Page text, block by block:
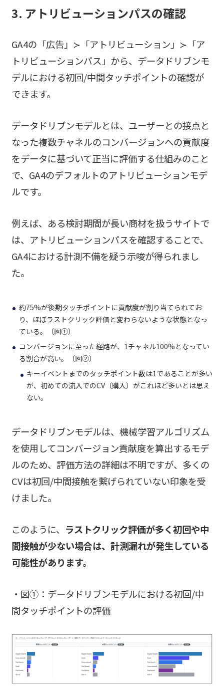
3. アトリビューションパスの確認
GA4の「広告」≻「アトリビューション」≻「ア
トリビューションパス」から、データドリブンモ
デルにおける初回/中間タッチポイントの確認が
できます。
データドリブンモデルとは、ユーザーとの接点と
なった複数チャネルのコンバージョンへの貢献度
をデータに基づいて正当に評価する仕組みのこと
で、GA4のデフォルトのアトリビューションモデ
ルです。
例えば、ある検討期間が長い商材を扱うサイトで
は、アトリビューションパスを確認することで、
GA4における計測不備を疑う示唆が得られまし
た。
約75%が後期タッチポイントに貢献度が割り当てられてお
り、ほぼラストクリック評価と変わらないような状態となっ
ている。（図①）
コンバージョンに至った経路が、1チャネル100%となってい
る割合が高い。（図②）
キーイベントまでのタッチポイント数は1であることが多い
が、初めての流入でのCV（購入）がこれほど多いとは思え
ない。
データドリブンモデルは、機械学習アルゴリズム
を使用してコンバージョン貢献度を算出するモデ
ルのため、評価方法の詳細は不明ですが、多くの
CVは初回/中間接触を繋げられていない印象を受
けました。
このように、 ラストクリック評価が多く初回や中
間接触が少ない場合は、計測漏れが発生している
可能性があります。
・図①：データドリブンモデルにおける初回/中
間タッチポイントの評価